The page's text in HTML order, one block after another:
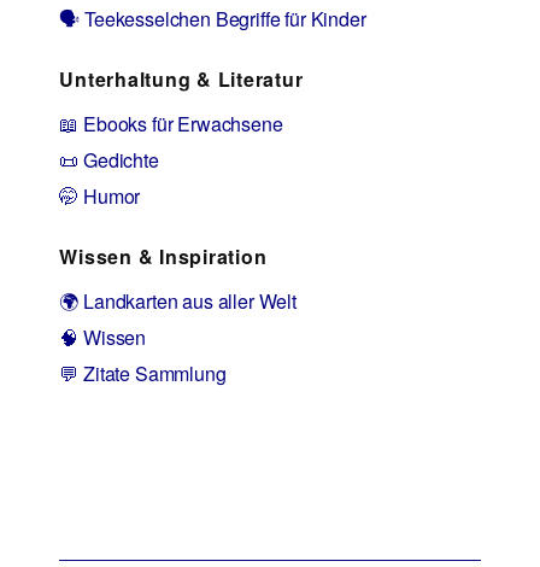
🗣️ Teekesselchen Begriffe für Kinder
Unterhaltung & Literatur
📖 Ebooks für Erwachsene
📜 Gedichte
🤭 Humor
Wissen & Inspiration
🌍 Landkarten aus aller Welt
🧠 Wissen
💬 Zitate Sammlung